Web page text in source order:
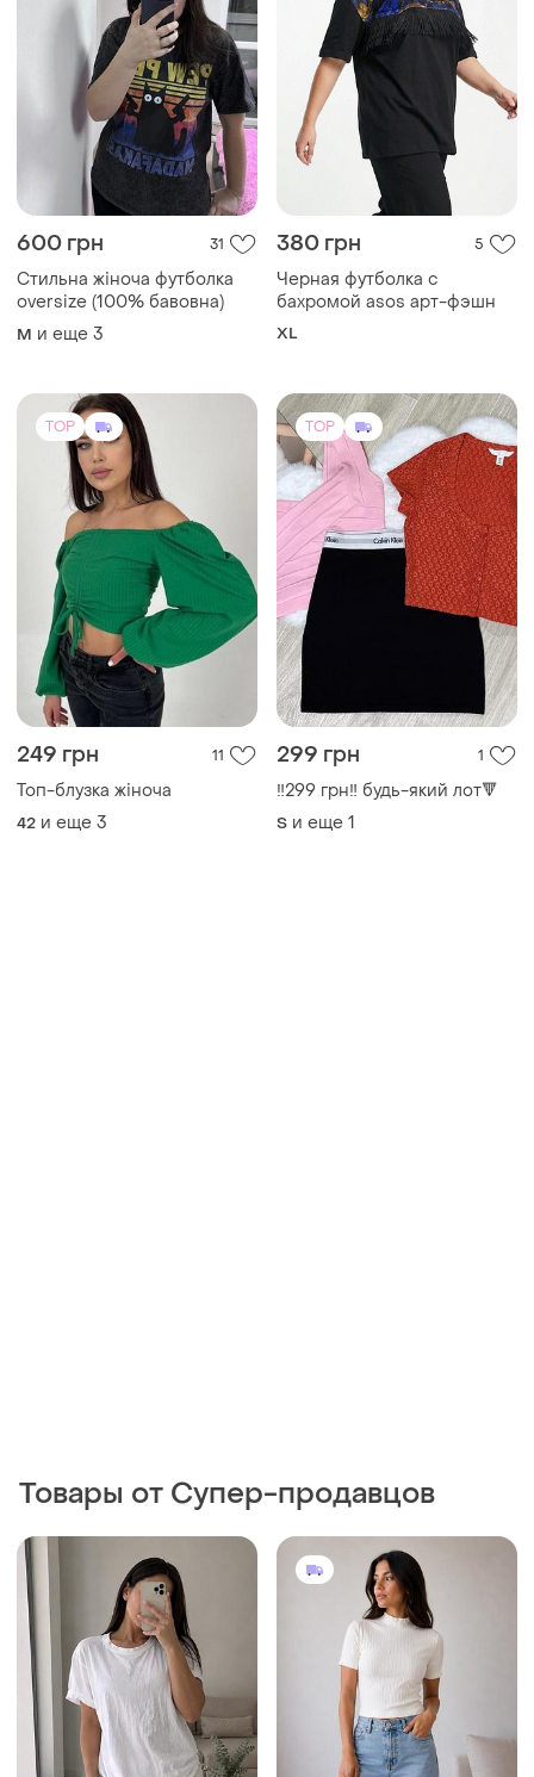
600 грн 31
Стильна жіноча футболка
oversize (100% бавовна)
и еще 3
380 грн
Черная футболка с
бахромой asos арт-фэшн
TOP
249 грн 11
Топ-блузка жіноча
и еще 3
TOP
299 грн 1
‼️299 грн‼️ будь-який лот🔻
S и еще
170 грн 3 220 грн